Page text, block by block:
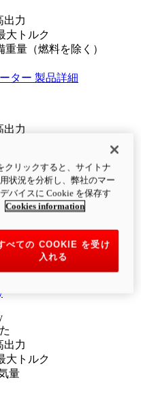
出力
大トルク
重量（燃料を除く）
ター 製品詳細
出力
ター 製品詳細
大トルク
重量（燃料を除く）
出力
大トルク
量
クリックすると、サイトナ
状況を分析し、弊社のマー
バイスに Cookie を保存す
Cookies information
べての COOKIE を受け
入れる